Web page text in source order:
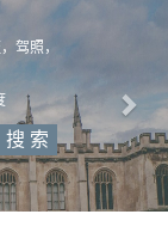
驾照，